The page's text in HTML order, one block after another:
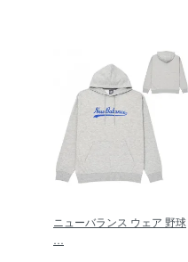
ニューバランス ウェア 野球
…